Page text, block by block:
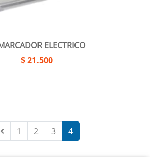
ELECTRICO
$ 21.500
1 2 3 4